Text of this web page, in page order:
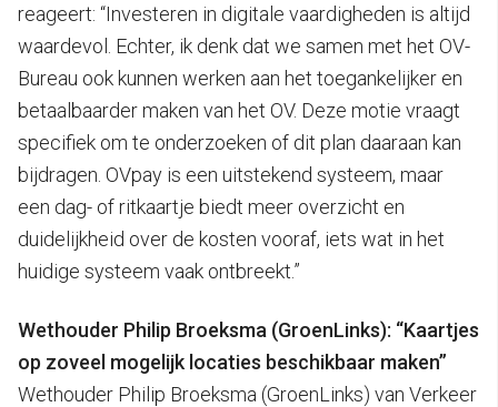
reageert: “Investeren in digitale vaardigheden is altijd
waardevol. Echter, ik denk dat we samen met het OV-
Bureau ook kunnen werken aan het toegankelijker en
betaalbaarder maken van het OV. Deze motie vraagt
specifiek om te onderzoeken of dit plan daaraan kan
bijdragen. OVpay is een uitstekend systeem, maar
een dag- of ritkaartje biedt meer overzicht en
duidelijkheid over de kosten vooraf, iets wat in het
huidige systeem vaak ontbreekt.”
Wethouder Philip Broeksma (GroenLinks): “Kaartjes
op zoveel mogelijk locaties beschikbaar maken”
Wethouder Philip Broeksma (GroenLinks) van Verkeer